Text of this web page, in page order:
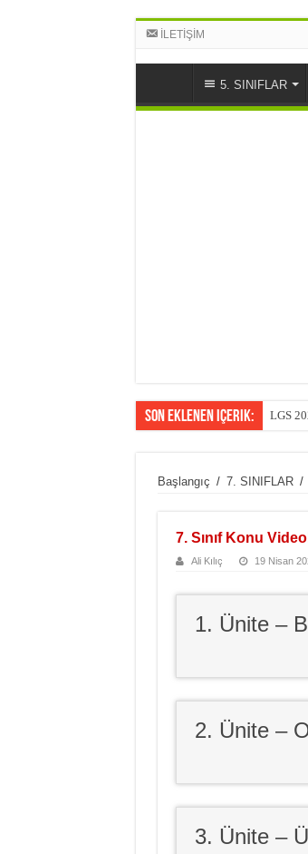
İLETİŞİM
5. SINIFLAR
Son Eklenen içerik: LGS
Başlangıç / 7. SINIFLAR /
7. Sınıf Konu
Ali Kılıç 19 Nisan
1. Ünite –
2. Ünite –
3. Ünite –